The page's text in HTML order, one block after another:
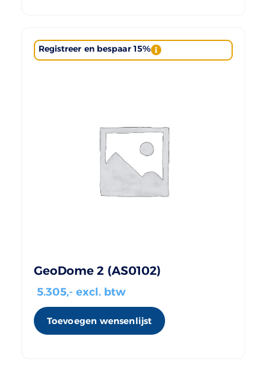
Registreer en bespaar 15%
GeoDome 2 (AS0102)
5.305,- excl. btw
Toevoegen wensenlijst